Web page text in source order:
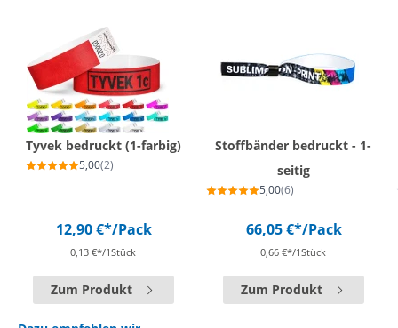
Tyvek bedruckt (1-farbig)
5,00(2)
12,90 €*/Pack
0,13 €*/1Stück
Zum Produkt
Stoffbänder bedruckt - 1-
seitig
5,00(6)
66,05 €*/Pack
0,66 €*/1Stück
Zum Produkt